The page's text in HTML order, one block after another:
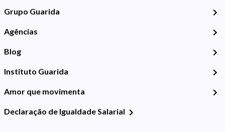
Grupo Guarida
Agências
Blog
Instituto Guarida
Amor que movimenta
Declaração de Igualdade Salarial